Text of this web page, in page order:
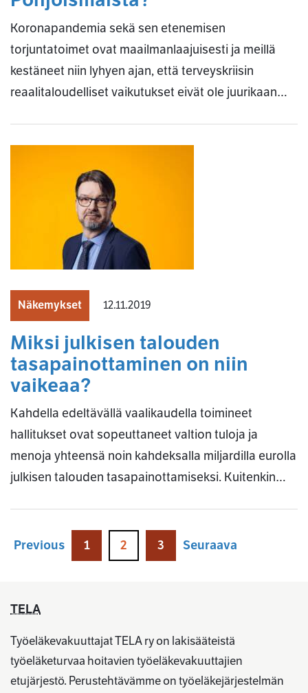
Koronapandemia sekä sen etenemisen
torjuntatoimet ovat maailmanlaajuisesti ja meillä
kestäneet niin lyhyen ajan, että terveyskriisin
reaalitaloudelliset vaikutukset eivät ole juurikaan…
Näkemykset 12.11.2019
Miksi julkisen talouden
tasapainottaminen on niin
vaikeaa?
Kahdella edeltävällä vaalikaudella toimineet
hallitukset ovat sopeuttaneet valtion tuloja ja
menoja yhteensä noin kahdeksalla miljardilla eurolla
julkisen talouden tasapainottamiseksi. Kuitenkin…
Previous 1 2 3 Seuraava
TELA
Työeläkevakuuttajat TELA ry on lakisääteistä
työeläketurvaa hoitavien työeläkevakuuttajien
etujärjestö. Perustehtävämme on työeläkejärjestelmän